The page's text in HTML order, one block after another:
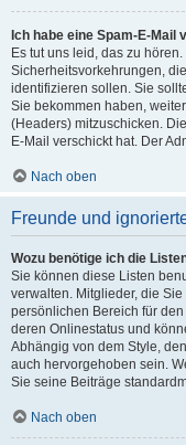
Ich habe eine Spam-E-
Es tut uns leid, das zu
Sicherheitsvorkehrungen,
identifizieren sollen. Sie
Sie bekommen haben,
(Headers) mitzuschicken.
E-Mail verschickt hat. Der
Nach oben
Freunde und
Wozu benötige ich die
Sie können diese Listen
verwalten. Mitglieder, die
persönlichen Bereich für
deren Onlinestatus und
Abhängig von dem Style,
auch hervorgehoben sein.
Sie seine Beiträge
Nach oben